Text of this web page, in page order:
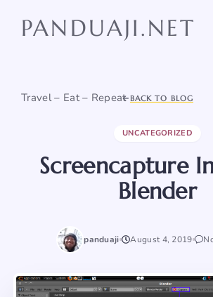
PANDUAJI.NET
Travel – Eat – Repeat BACK TO BLOG
UNCATEGORIZED
Screencapture
Blender
panduaji August 4, 2019